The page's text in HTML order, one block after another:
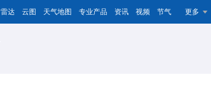
雷达 云图 天气地图 专业产品 资讯 视频 节气 更多